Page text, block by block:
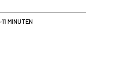
MINUTEN